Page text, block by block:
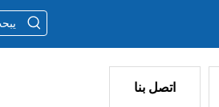
اتصل بنا